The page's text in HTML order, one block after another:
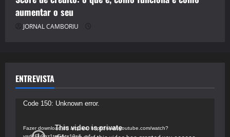
aumentar o seu
JORNAL CAMBORIU
ENTREVISTA
Tocador
vídeo
Code 150: Unknown error.
Fazer download do arquivo: https://www.youtube.com/watch?